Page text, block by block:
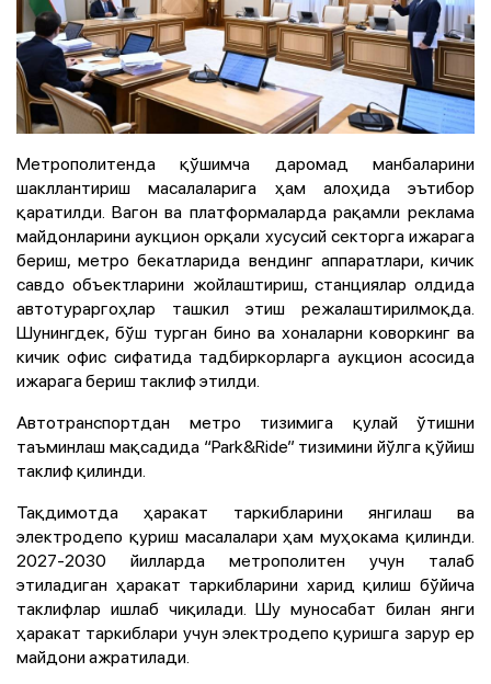
Метрополитенда қўшимча даромад манбаларини
шакллантириш масалаларига ҳам алоҳида эътибор
қаратилди. Вагон ва платформаларда рақамли реклама
майдонларини аукцион орқали хусусий секторга ижарага
бериш, метро бекатларида вендинг аппаратлари, кичик
савдо объектларини жойлаштириш, станциялар олдида
автотураргоҳлар ташкил этиш режалаштирилмоқда.
Шунингдек, бўш турган бино ва хоналарни коворкинг ва
кичик офис сифатида тадбиркорларга аукцион асосида
ижарага бериш таклиф этилди.
Автотранспортдан метро тизимига қулай ўтишни
таъминлаш мақсадида “Park&Ride” тизимини йўлга қўйиш
таклиф қилинди.
Тақдимотда ҳаракат таркибларини янгилаш ва
электродепо қуриш масалалари ҳам муҳокама қилинди.
2027-2030 йилларда метрополитен учун талаб
этиладиган ҳаракат таркибларини харид қилиш бўйича
таклифлар ишлаб чиқилади. Шу муносабат билан янги
ҳаракат таркиблари учун электродепо қуришга зарур ер
майдони ажратилади.